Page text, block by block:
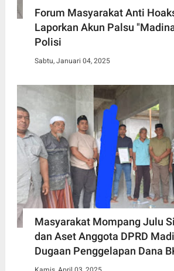
Forum Masyarakat Anti
Laporkan Akun Palsu
Polisi
Sabtu, Januari 04, 2025
Masyarakat Mompang Julu
dan Aset Anggota DPRD
Dugaan Penggelapan Dana